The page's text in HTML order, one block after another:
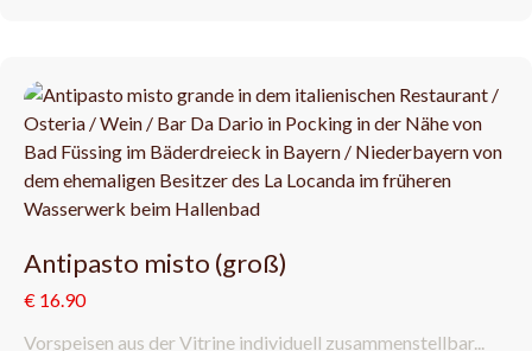
Antipasto misto (groß)
€ 16.90
Vorspeisen aus der Vitrine individuell zusammenstellbar...